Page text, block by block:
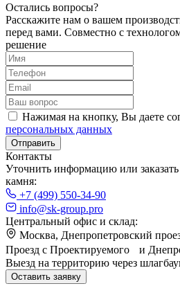
Остались вопросы?
Расскажите нам о вашем
перед вами. Совместно с
решение
Нажимая на кнопку, Вы даете
персональных данных
Отправить
Контакты
Уточнить информацию или
камня:
+7 (499) 550-34-90
info@sk-group.pro
Центральный офис и склад:
Москва, Днепропетровский
Проезд с Проектируемого и
Выезд на территорию через
Оставить заявку